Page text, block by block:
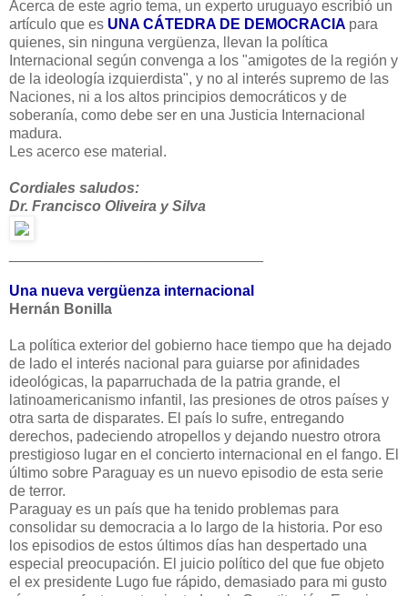
Acerca de este agrio tema, un experto uruguayo escribió un
artículo que es UNA CÁTEDRA DE DEMOCRACIA para
quienes, sin ninguna vergüenza, llevan la política
Internacional según convenga a los "amigotes de la región y
de la ideología izquierdista", y no al interés supremo de las
Naciones, ni a los altos principios democráticos y de
soberanía, como debe ser en una Justicia Internacional
madura.
Les acerco ese material.
Cordiales saludos:
Dr. Francisco Oliveira y Silva
Una nueva vergüenza internacional
Hernán Bonilla
La política exterior del gobierno hace tiempo que ha dejado
de lado el interés nacional para guiarse por afinidades
ideológicas, la paparruchada de la patria grande, el
latinoamericanismo infantil, las presiones de otros países y
otra sarta de disparates. El país lo sufre, entregando
derechos, padeciendo atropellos y dejando nuestro otrora
prestigioso lugar en el concierto internacional en el fango. El
último sobre Paraguay es un nuevo episodio de esta serie
de terror.
Paraguay es un país que ha tenido problemas para
consolidar su democracia a lo largo de la historia. Por eso
los episodios de estos últimos días han despertado una
especial preocupación. El juicio político del que fue objeto
el ex presidente Lugo fue rápido, demasiado para mi gusto